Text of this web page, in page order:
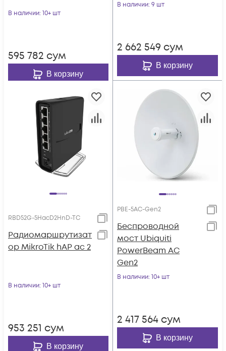
В наличии: 10+ шт
595 782 сум
В корзину
В наличии: 9 шт
2 662 549 сум
В корзину
RBD52G-5HacD2HnD-TC
Радиомаршрутизат
ор MikroTik hAP ac 2
В наличии: 10+ шт
953 251 сум
В корзину
PBE-5AC-Gen2
Беспроводной
мост Ubiquiti
PowerBeam AC
Gen2
В наличии: 10+ шт
2 417 564 сум
В корзину